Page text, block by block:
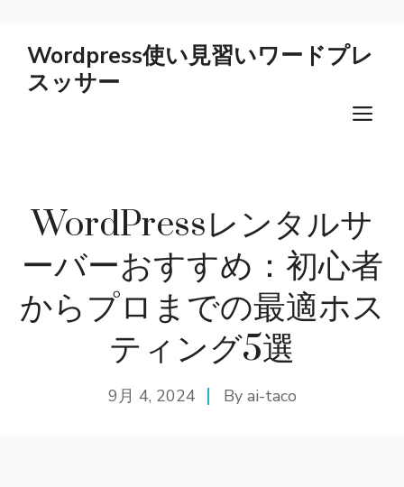
Wordpress使い見習いワードプレ
スッサー
メ
WordPressレンタルサ
ーバーおすすめ：初心者
からプロまでの最適ホス
ティング5選
9月 4, 2024 By ai-taco